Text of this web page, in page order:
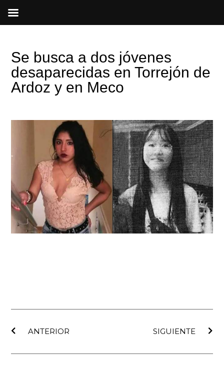
Se busca a dos jóvenes
desaparecidas en Torrejón de
Ardoz y en Meco
ANTERIOR
SIGUIENTE